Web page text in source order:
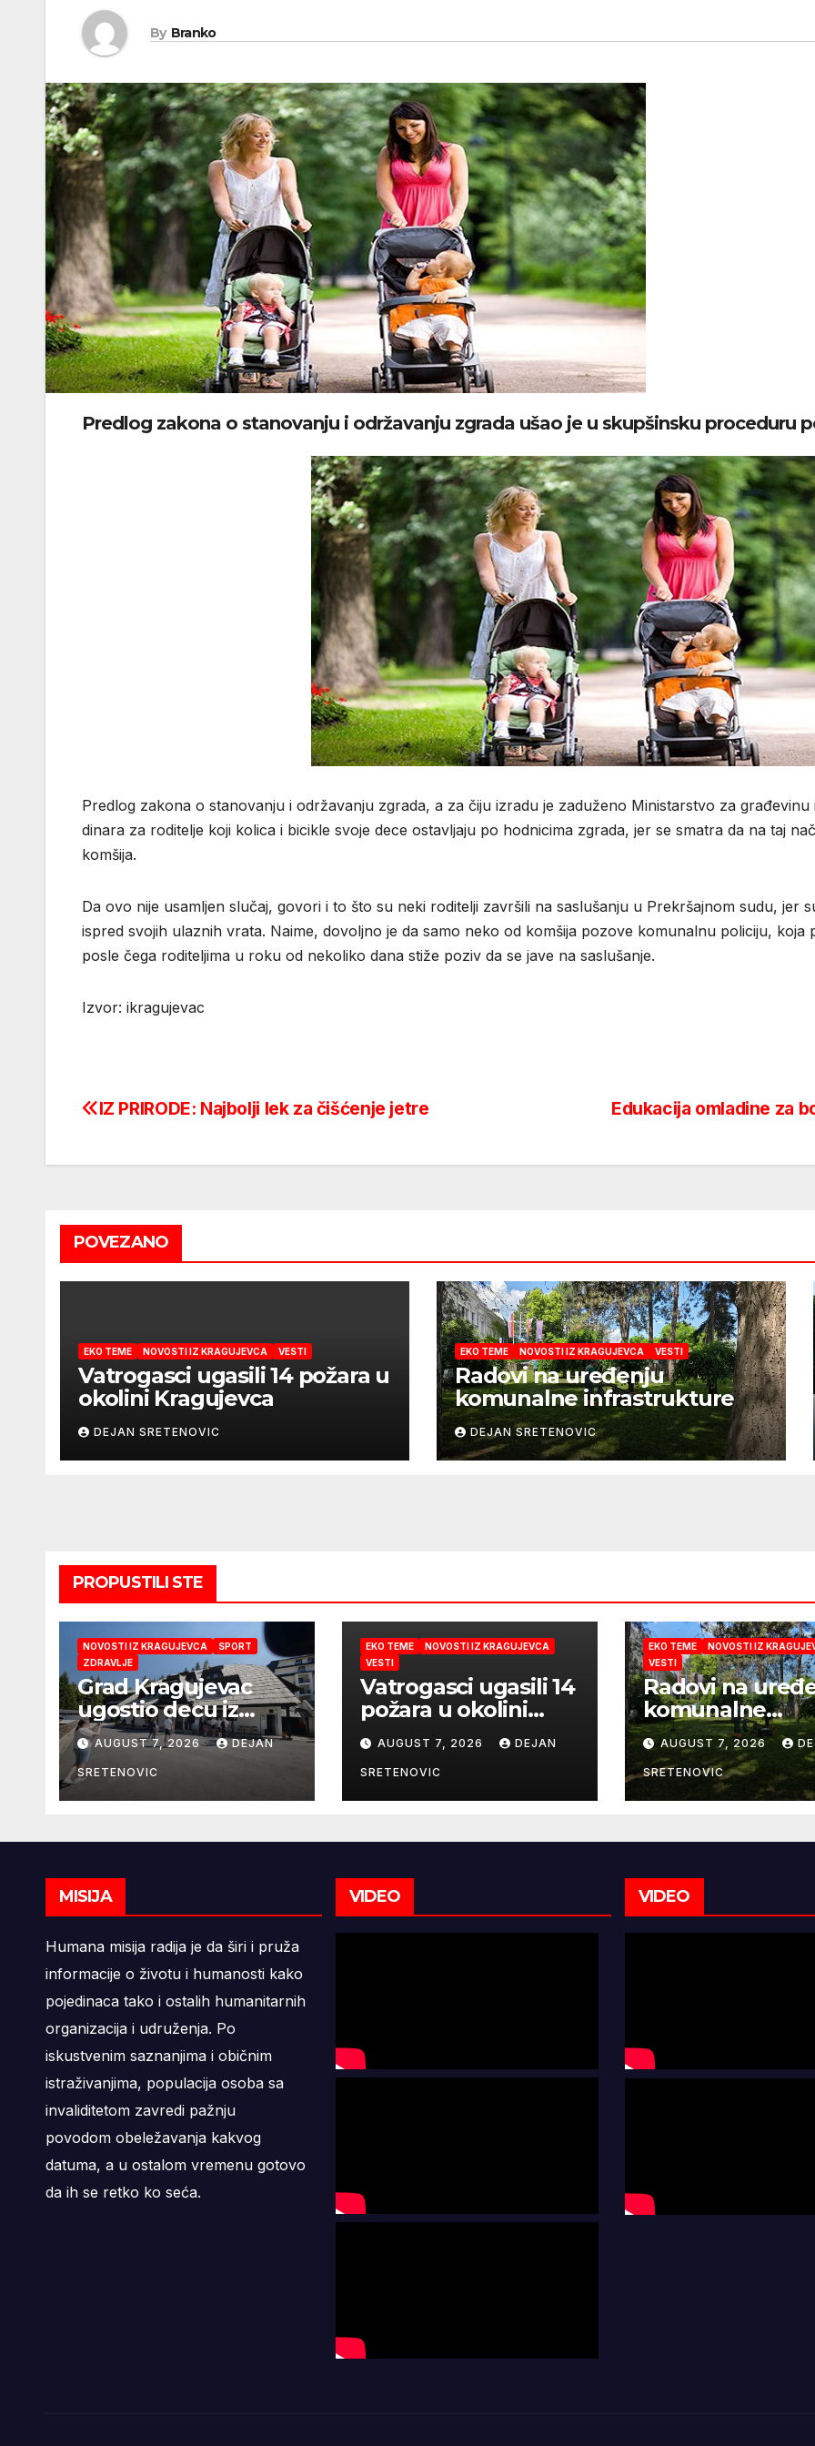
By Branko
Predlog zakona o stanovanju i održavanju zgrada ušao je u skupšinsku proceduru
Predlog zakona o stanovanju i održavanju zgrada, a za čiju izradu je zaduženo Ministarstvo za
dinara za roditelje koji kolica i bicikle svoje dece ostavljaju po hodnicima zgrada, jer se smatra da na taj
komšija.
Da ovo nije usamljen slučaj, govori i to što su neki roditelji završili na saslušanju u Prekršajnom sudu, jer
ispred svojih ulaznih vrata. Naime, dovoljno je da samo neko od komšija pozove komunalnu policiju,
posle čega roditeljima u roku od nekoliko dana stiže poziv da se jave na saslušanje.
Izvor: ikragujevac
Post
Edukacija omladine za
IZ PRIRODE: Najbolji lek za čišćenje jetre
POVEZANO
EKO TEME NOVOSTI IZ KRAGUJEVCA VESTI
Vatrogasci ugasili 14 požara u
okolini Kragujevca
DEJAN SRETENOVIC
EKO TEME NOVOSTI IZ KRAGUJEVCA VESTI
Radovi na uređenju
komunalne infrastrukture
DEJAN SRETENOVIC
PROPUSTILI STE
NOVOSTI IZ KRAGUJEVCA
SPORT
ZDRAVLJE
Grad Kragujevac
ugostio decu iz
Zaporožja
AUGUST 7, 2026 DEJAN
SRETENOVIC
EKO TEME
NOVOSTI IZ KRAGUJEVCA
VESTI
Vatrogasci ugasili 14
požara u okolini
Kragujevca
AUGUST 7, 2026 DEJAN
SRETENOVIC
EKO TEME
NOVOSTI IZ
VESTI
Radovi na
komunalne
infrastrukture
AUGUST 7, 2026
SRETENOVIC
MISIJA
Humana misija radija je da širi i pruža
informacije o životu i humanosti kako
pojedinaca tako i ostalih humanitarnih
organizacija i udruženja. Po
iskustvenim saznanjima i običnim
istraživanjima, populacija osoba sa
invaliditetom zavredi pažnju
povodom obeležavanja kakvog
datuma, a u ostalom vremenu gotovo
da ih se retko ko seća.
VIDEO VIDEO